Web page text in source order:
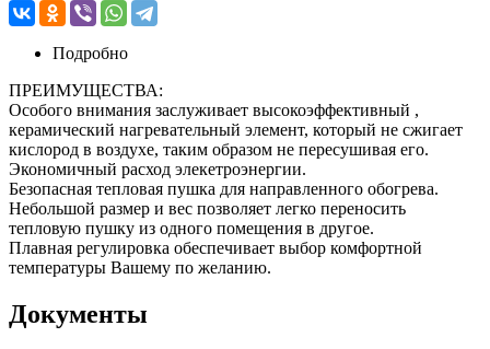
Подробно
ПРЕИМУЩЕСТВА:
Особого внимания заслуживает высокоэффективный ,
керамический нагревательный элемент, который не сжигает
кислород в воздухе, таким образом не пересушивая его.
Экономичный расход элекетроэнергии.
Безопасная тепловая пушка для направленного обогрева.
Небольшой размер и вес позволяет легко переносить
тепловую пушку из одного помещения в другое.
Плавная регулировка обеспечивает выбор комфортной
температуры Вашему по желанию.
Документы